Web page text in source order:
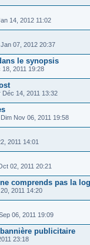
14, 2012 11:02
07, 2012 20:37
le synopsis
2011 19:28
Déc 14, 2011 13:32
Nov 06, 2011 19:58
2011 14:01
02, 2011 20:21
comprends pas la
2011 14:20
06, 2011 19:09
publicitaire
23:18